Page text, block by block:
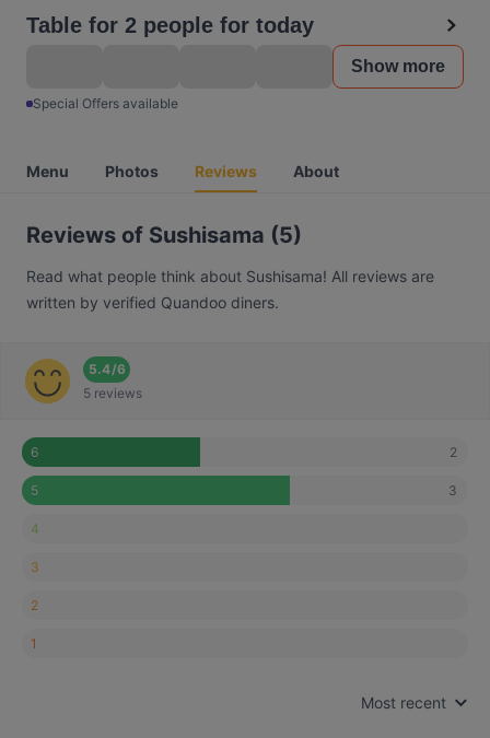
Table for 2 people for today
Show more
Special Offers available
Menu Photos Reviews About
Reviews of Sushisama (5)
Read what people think about Sushisama! All reviews are
written by verified Quandoo diners.
5.4/6
5 reviews
6 2
5 3
4
3
2
1
Most recent